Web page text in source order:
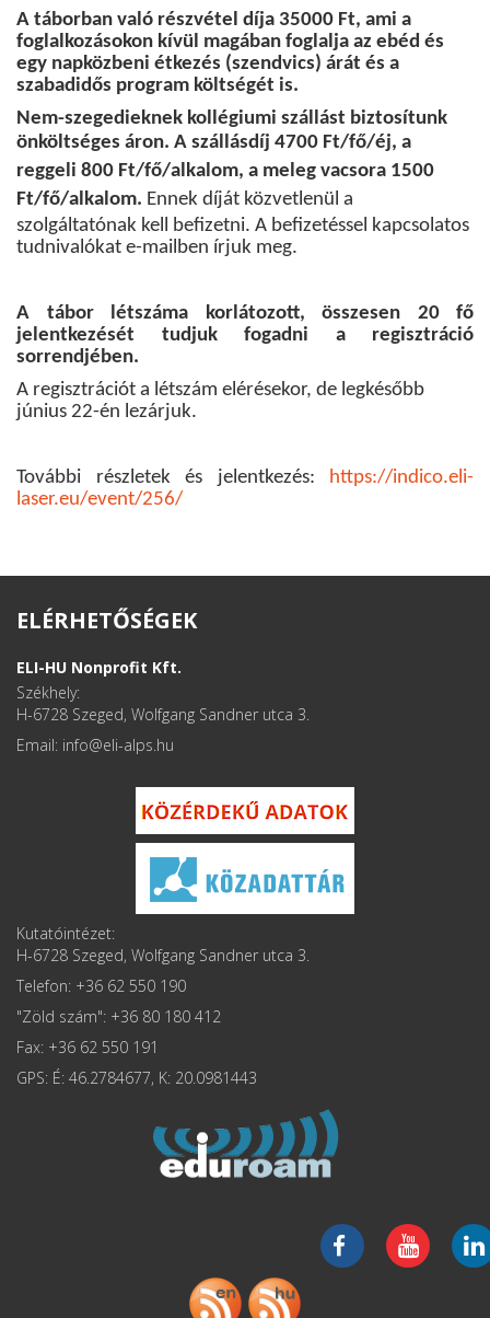
A táborban való részvétel díja 35000 Ft, ami a
foglalkozásokon kívül magában foglalja az ebéd és
egy napközbeni étkezés (szendvics) árát és a
szabadidős program költségét is.
Nem-szegedieknek kollégiumi szállást biztosítunk
önköltséges áron. A szállásdíj 4700 Ft/fő/éj, a
reggeli 800 Ft/fő/alkalom, a meleg vacsora 1500
Ft/fő/alkalom. Ennek díját közvetlenül a
szolgáltatónak kell befizetni. A befizetéssel kapcsolatos
tudnivalókat e-mailben írjuk meg.
A tábor létszáma korlátozott, összesen 20 fő
jelentkezését tudjuk fogadni a regisztráció
sorrendjében.
A regisztrációt a létszám elérésekor, de legkésőbb
június 22-én lezárjuk.
További részletek és jelentkezés: https://indico.eli-
laser.eu/event/256/
ELÉRHETŐSÉGEK
ELI-HU Nonprofit Kft.
Székhely:
H-6728 Szeged, Wolfgang Sandner utca 3.
Email: info
Kutatóintézet:
H-6728 Szeged, Wolfgang Sandner utca 3.
Telefon: +36 62 550 190
"Zöld szám": +36 80 180 412
Fax: +36 62 550 191
GPS: É: 46.2784677, K: 20.0981443